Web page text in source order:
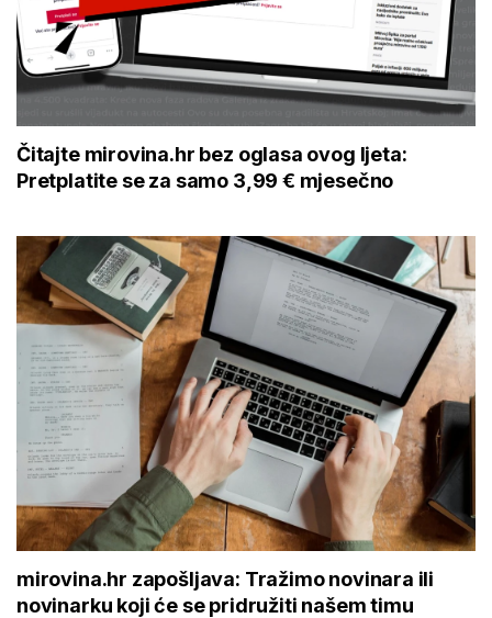
Čitajte mirovina.hr bez oglasa ovog ljeta:
Pretplatite se za samo 3,99 € mjesečno
mirovina.hr zapošljava: Tražimo novinara ili
novinarku koji će se pridružiti našem timu